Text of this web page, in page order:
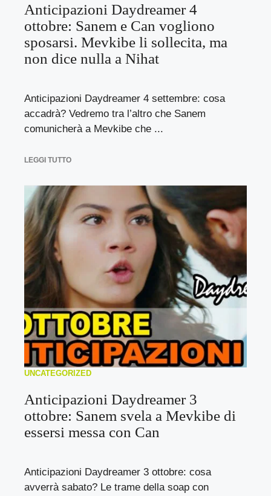
Anticipazioni Daydreamer 4
ottobre: Sanem e Can vogliono
sposarsi. Mevkibe li sollecita, ma
non dice nulla a Nihat
Anticipazioni Daydreamer 4 settembre: cosa
accadrà? Vedremo tra l’altro che Sanem
comunicherà a Mevkibe che ...
LEGGI TUTTO
UNCATEGORIZED
Anticipazioni Daydreamer 3
ottobre: Sanem svela a Mevkibe di
essersi messa con Can
Anticipazioni Daydreamer 3 ottobre: cosa
avverrà sabato? Le trame della soap con